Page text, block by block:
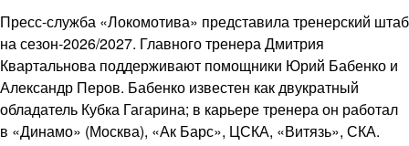
Пресс-служба «Локомотива» представила тренерский штаб
на сезон-2026/2027. Главного тренера Дмитрия
Квартальнова поддерживают помощники Юрий Бабенко и
Александр Перов. Бабенко известен как двукратный
обладатель Кубка Гагарина; в карьере тренера он работал
в «Динамо» (Москва), «Ак Барс», ЦСКА, «Витязь», СКА.